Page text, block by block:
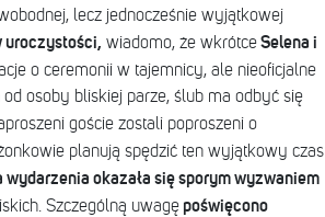
lecz jednocześnie wyjątkowej
uroczystości, wiadomo, że wkrótceSelena i
o ceremonii w tajemnicy, ale nieoficjalne
osoby bliskiej parze, ślub ma odbyć się
goście zostali poproszeni o
planują spędzić ten wyjątkowy czas
wydarzenia okazała się sporym wyzwaniem
Szczególną uwagępoświęcono